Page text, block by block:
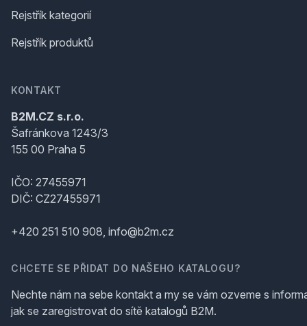
Rejstřík kategorií
Rejstřík produktů
KONTAKT
B2M.CZ s.r.o.
Šafránkova 1243/3
155 00 Praha 5
IČO: 27455971
DIČ: CZ27455971
+420 251 510 908, info@b2m.cz
CHCETE SE PŘIDAT DO NAŠEHO KATALOGU?
Nechte nám na sebe kontakt a my se vám ozveme s
jak se zaregistrovat do sítě katalogů B2M.